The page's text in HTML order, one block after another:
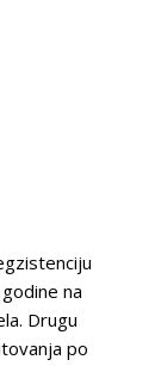
na
Drugu
po